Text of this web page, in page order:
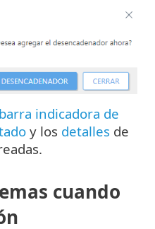
barra indicadora de
y los detalles de
cuando